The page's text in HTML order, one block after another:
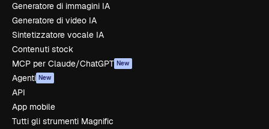
Generatore di immagini IA
Generatore di video IA
Sintetizzatore vocale IA
Contenuti stock
MCP per Claude/ChatGPT New
Agenti New
API
App mobile
Tutti gli strumenti Magnific